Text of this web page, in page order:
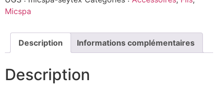
Micspa
Description Informations complémentaires
Description